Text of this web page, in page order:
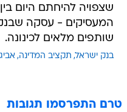
שצפויה להיחתם היום
המעסיקים - עסקה
שותפים מלאים לכינונה.
בנק ישראל תקציב המדינה
טרם התפרסמו תגובות